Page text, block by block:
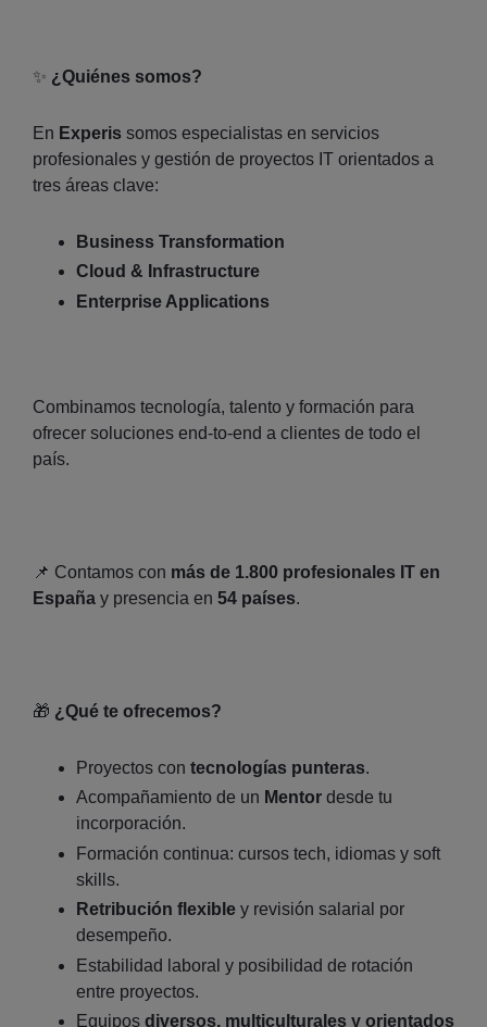
✨ ¿Quiénes somos?
En Experis somos especialistas en servicios
profesionales y gestión de proyectos IT orientados a
tres áreas clave:
Business Transformation
Cloud & Infrastructure
Enterprise Applications
Combinamos tecnología, talento y formación para
ofrecer soluciones end‑to‑end a clientes de todo el
país.
📌 Contamos con más de 1.800 profesionales IT en
España y presencia en 54 países.
🎁 ¿Qué te ofrecemos?
Proyectos con tecnologías punteras.
Acompañamiento de un Mentor desde tu
incorporación.
Formación continua: cursos tech, idiomas y soft
skills.
Retribución flexible y revisión salarial por
desempeño.
Estabilidad laboral y posibilidad de rotación
entre proyectos.
Equipos diversos, multiculturales y orientados